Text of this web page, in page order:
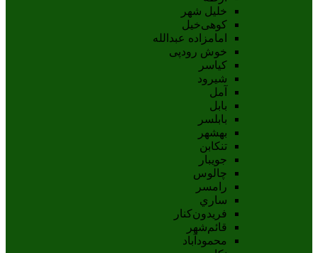
خلیل شهر
کوهی‌خیل
امامزاده عبدالله
خوش رودپی
کیاسر
شیرود
آمل
بابل
بابلسر
بهشهر
تنکابن
جويبار
چالوس
رامسر
ساري
فريدون‌کنار
قائم‌شهر
محمودآباد